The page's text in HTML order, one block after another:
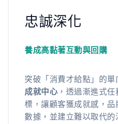
忠誠深化
養成高黏著互動與回購
突破「消費才給點」的單
成就中心 ，透過漸進式
標，讓顧客獲成就感，
數據，並建立難以取代的